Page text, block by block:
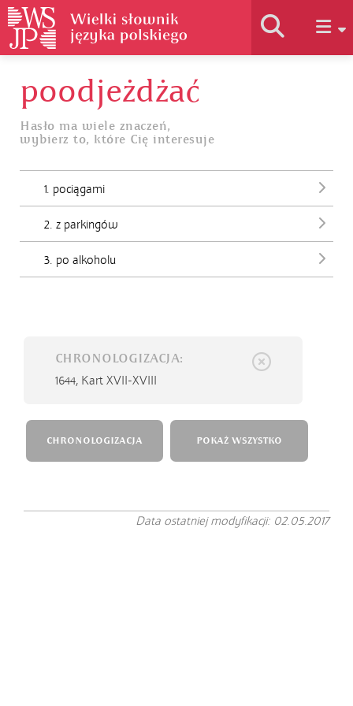
Historia słownika
Jak korzystać
poodjeżdżać
Hasło ma wiele znaczeń,
wybierz to, które Cię interesuje
1. pociągami
2. z parkingów
3. po alkoholu
CHRONOLOGIZACJA:
1644, Kart XVII-XVIII
CHRONOLOGIZACJA POKAŻ WSZYSTKO
Data ostatniej modyfikacji: 02.05.2017